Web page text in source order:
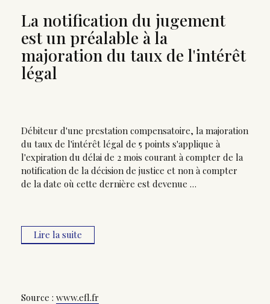
La notification du jugement
est un préalable à la
majoration du taux de l'intérêt
légal
Source : www.efl.fr
Débiteur d'une prestation compensatoire, la majoration
du taux de l'intérêt légal de 5 points s'applique à
l'expiration du délai de 2 mois courant à compter de la
notification de la décision de justice et non à compter
de la date où cette dernière est devenue …
Lire la suite